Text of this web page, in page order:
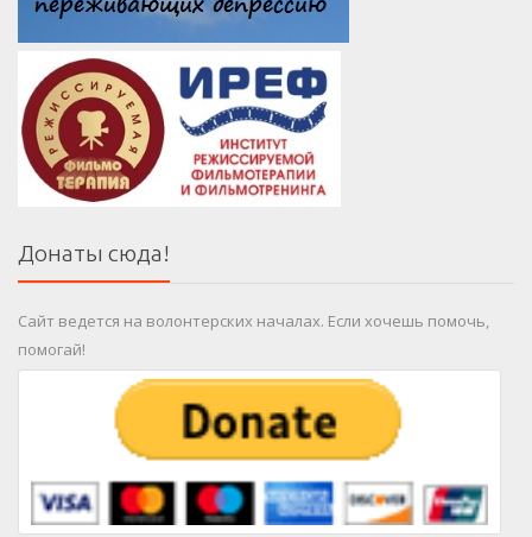
Донаты сюда!
Сайт ведется на волонтерских началах. Если хочешь помочь,
помогай!